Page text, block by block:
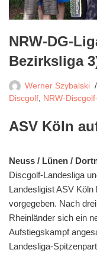
NRW-DG-
Bezirksliga
Werner Szybalski
Discgolf, NRW-
ASV Köln
Neuss / Lünen /
Discgolf-Landesliga
Landesligist ASV
vorgegeben. Nach
Rheinländer sich ein
Aufstiegskampf
Landesliga-